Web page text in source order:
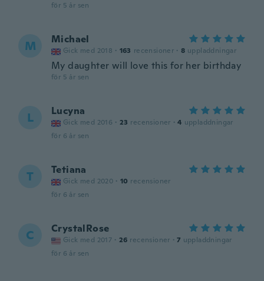
för 5 år sen
M Michael
Gick med 2018 · 163 recensioner · 8 uppladdningar
My daughter will love this for her birthday
för 5 år sen
L Lucyna
Gick med 2016 · 23 recensioner · 4 uppladdningar
för 6 år sen
T Tetiana
Gick med 2020 · 10 recensioner
för 6 år sen
C CrystalRose
Gick med 2017 · 26 recensioner · 7 uppladdningar
för 6 år sen